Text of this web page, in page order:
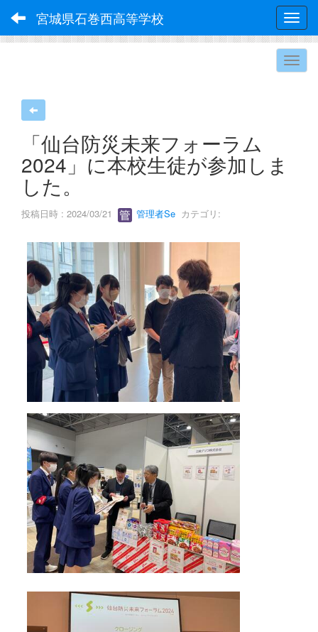
宮城県石巻西高等学校
「仙台防災未来フォーラム
2024」に本校生徒が参加しま
した。
投稿日時 : 2024/03/21 管理者Se カテゴリ: